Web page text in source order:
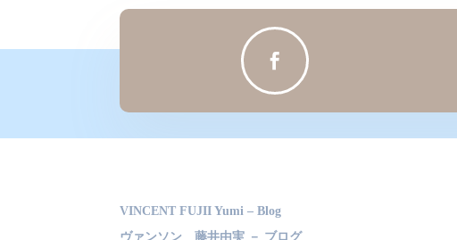

VINCENT FUJII Yumi – Blog
ヴァンソン 藤井由実 － ブログ